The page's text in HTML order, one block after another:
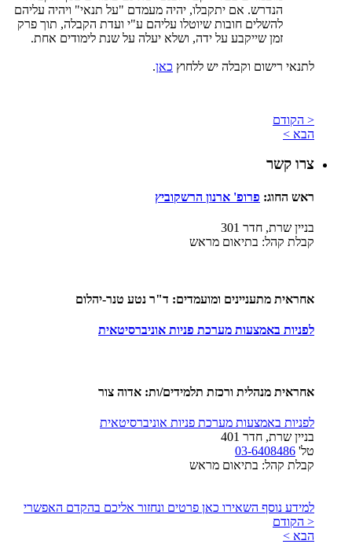
הנדרש. אם יתקבלו, יהיה מעמדם "על תנאי" ויהיה עליהם
להשלים חובות שיוטלו עליהם ע"י ועדת הקבלה, תוך פרק
זמן שייקבע על ידה, ושלא יעלה על שנת לימודים אחת.
לתנאי רישום וקבלה יש ללחוץ כאן.
< הקודם
הבא >
צרו קשר
ראש החוג: פרופ' ארנון הרשקוביץ
בניין שרת, חדר 301
קבלת קהל: בתיאום מראש
אחראית מתעניינים ומועמדים: ד"ר נטע טנר-יהלום
לפניות באמצעות מערכת פניות אוניברסיטאית
אחראית מנהלית ורכזת תלמידים/ות: אדוה צור
לפניות באמצעות מערכת פניות אוניברסיטאית
בניין שרת, חדר 401
טל' 03-6408486
קבלת קהל: בתיאום מראש
למידע נוסף השאירו כאן פרטים ונחזור אליכם בהקדם האפשרי
< הקודם
הבא >